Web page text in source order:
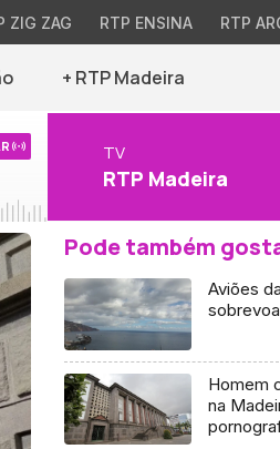
ZIG ZAG RTP ENSINA RTP
+ RTP Madeira
TV
RTP Madeira
Pode também
Aviões
Homem
na